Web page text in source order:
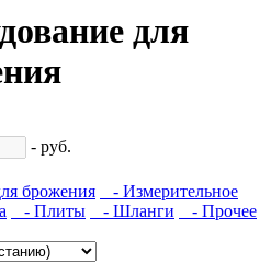
для
- руб.
брожения
- Измерительное
- Плиты - Шланги - Прочее